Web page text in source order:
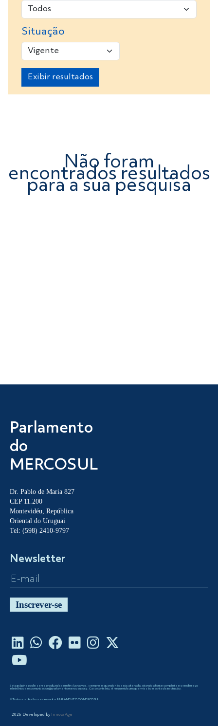
Situação
Não foram
encontrados resultados
para a sua pesquisa
Parlamento
do
MERCOSUL
Dr. Pablo de Maria 827
CEP 11.200
Montevidéu, República
Oriental do Uruguai
Tel: (598) 2410-9797
Newsletter
Inscrever-se
Esta página pode ser reproduzida sem fins lucrativos, sempre e quando não seja alterada, citando a fonte completa e o endereço
eletrônico seccomunicacion@parlamentomercosur.org. Caso contrário, é requerida uma permissão escrita da instituição.
©Todos os direitos reservados PARLAMENTO DO MERCOSUL
2026 Developed by InnovaAge